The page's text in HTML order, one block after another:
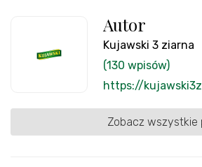
Autor
Kujawski 3 ziarna
(130 wpisów)
https://
Zobacz wszystkie